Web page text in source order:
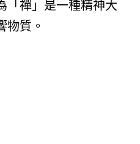
「禪」是一種精神大
物質。